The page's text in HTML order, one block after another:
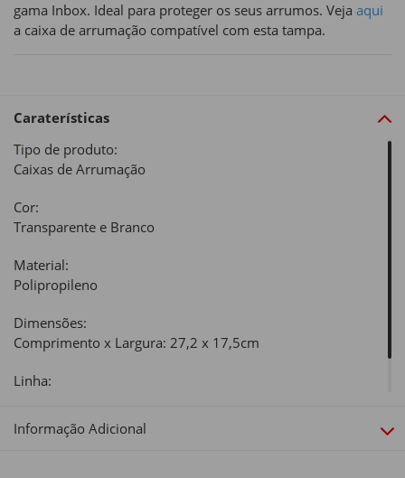
gama Inbox. Ideal para proteger os seus arrumos. Veja aqui
a caixa de arrumação compatível com esta tampa.
Caraterísticas
Tipo de produto:
Caixas de Arrumação
Cor:
Transparente e Branco
Material:
Polipropileno
Dimensões:
Comprimento x Largura: 27,2 x 17,5cm
Linha:
Informação Adicional